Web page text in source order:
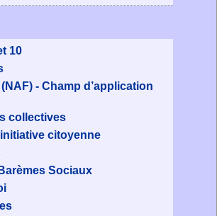
10
- Champ d’application
collectives
citoyenne
Sociaux